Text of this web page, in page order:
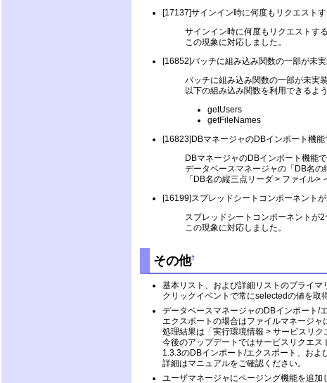
[17137]サインイン時に何度もリクエスト
サインイン時に何度もリクエストす
この現象に対応しました。
[16852]バッチに組み込み関数の一部が未
バッチに組み込み関数の一部が未実装
以下の組み込み関数を利用できるよ
getUsers
getFileNames
[16823]DBマネージャのDBインポート機
DBマネージャのDBインポート機能
データベースマネージャの「DB名の
「DB名の縦三点リーダ > ファイル>
[16199]スプレッドシートコンポーネント
スプレッドシートコンポーネントが
この現象に対応しました。
その他†
基本リスト、および詳細リストのプライマ
クリックイベントで常にselectedの値を取
データベースマネージャのDBインポート/
エクスポートの場合はファイルマネージャ
処理結果は「実行環境情報 > サービスリク
今後のアップデートではサービスリクエス
1.3.3のDBインポート/エクスポート、およ
詳細はマニュアルをご確認ください。
ユーザマネージャにページング機能を追加